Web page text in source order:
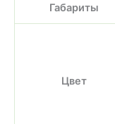
Габариты
Цвет